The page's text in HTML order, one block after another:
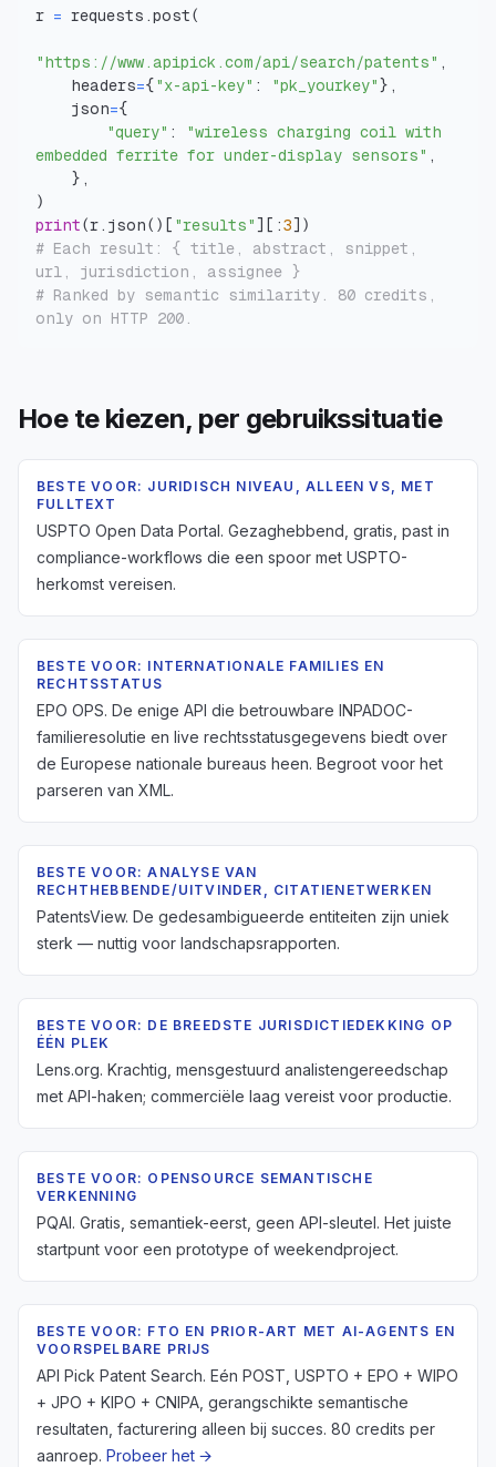
r = requests .post(
"https://www.apipick.com/api/search/patents" ,
    headers
={ "x-api-key" : "pk_yourkey" } ,
    json
={
"query" :
"wireless charging coil with
embedded ferrite for under-display sensors" ,
} ,
)
print(r . json( ) [ "results" ] [ :3] )
# Each result: { title, abstract, snippet,
url, jurisdiction, assignee }
# Ranked by semantic similarity. 80 credits,
only on HTTP 200.
Hoe te kiezen, per gebruikssituatie
BESTE VOOR: JURIDISCH NIVEAU, ALLEEN VS, MET
FULLTEXT
USPTO Open Data Portal. Gezaghebbend, gratis, past in
compliance-workflows die een spoor met USPTO-
herkomst vereisen.
BESTE VOOR: INTERNATIONALE FAMILIES EN
RECHTSSTATUS
EPO OPS. De enige API die betrouwbare INPADOC-
familieresolutie en live rechtsstatusgegevens biedt over
de Europese nationale bureaus heen. Begroot voor het
parseren van XML.
BESTE VOOR: ANALYSE VAN
RECHTHEBBENDE/UITVINDER, CITATIENETWERKEN
PatentsView. De gedesambigueerde entiteiten zijn uniek
sterk — nuttig voor landschapsrapporten.
BESTE VOOR: DE BREEDSTE JURISDICTIEDEKKING OP
ÉÉN PLEK
Lens.org. Krachtig, mensgestuurd analistengereedschap
met API-haken; commerciële laag vereist voor productie.
BESTE VOOR: OPENSOURCE SEMANTISCHE
VERKENNING
PQAI. Gratis, semantiek-eerst, geen API-sleutel. Het juiste
startpunt voor een prototype of weekendproject.
BESTE VOOR: FTO EN PRIOR-ART MET AI-AGENTS EN
VOORSPELBARE PRIJS
API Pick Patent Search. Eén POST, USPTO + EPO + WIPO
+ JPO + KIPO + CNIPA, gerangschikte semantische
resultaten, facturering alleen bij succes. 80 credits per
aanroep. Probeer het →